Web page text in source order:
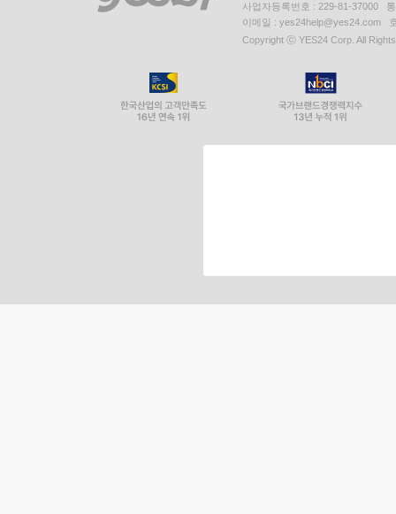
사업자등록번호 : 229-81-37000
이메일 : yes24help@yes24.com
Copyright ⓒ YES24 Corp. All